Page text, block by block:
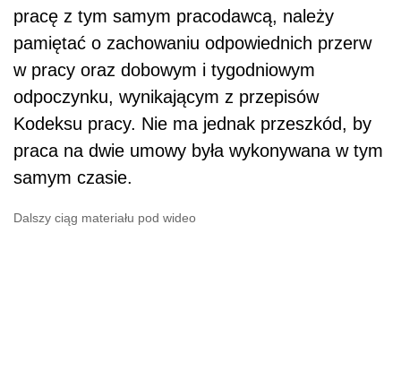
pracę z tym samym pracodawcą, należy
pamiętać o zachowaniu odpowiednich przerw
w pracy oraz dobowym i tygodniowym
odpoczynku, wynikającym z przepisów
Kodeksu pracy. Nie ma jednak przeszkód, by
praca na dwie umowy była wykonywana w tym
samym czasie.
Dalszy ciąg materiału pod wideo